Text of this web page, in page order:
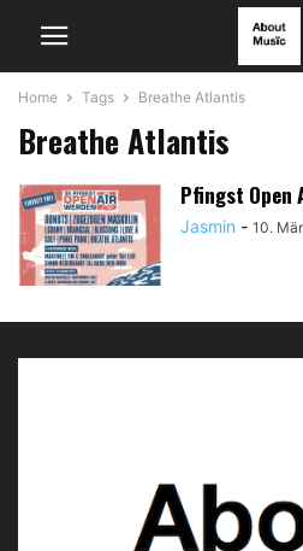
Home Tags Breathe Atlantis
Breathe Atlantis
Pfingst Open
Jasmin - 10.